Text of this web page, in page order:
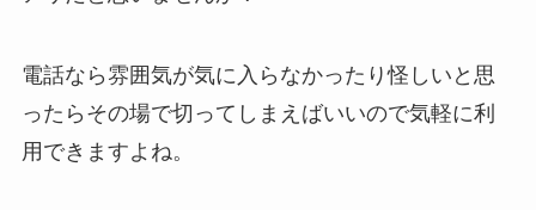
電話なら雰囲気が気に入らなかったり怪しいと思
ったらその場で切ってしまえばいいので気軽に利
用できますよね。